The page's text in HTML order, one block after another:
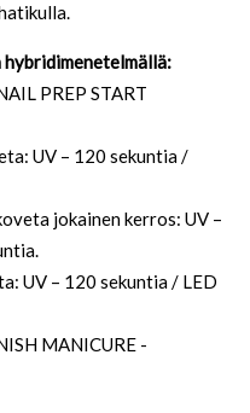
PREP START
UV – 120 sekuntia /
jokainen kerros: UV –
UV – 120 sekuntia / LED
MANICURE -